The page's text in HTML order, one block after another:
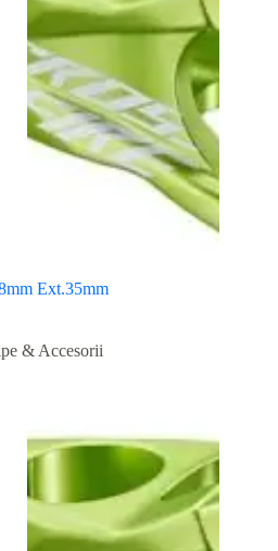
Ext.35mm
& Accesorii